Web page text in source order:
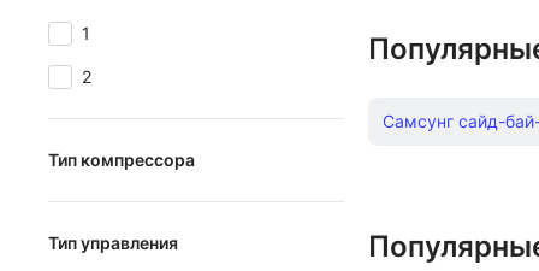
1
2
Тип компрессора
линейный
инверторный
Тип управления
Самсунг сайд-
Шириной 45 см